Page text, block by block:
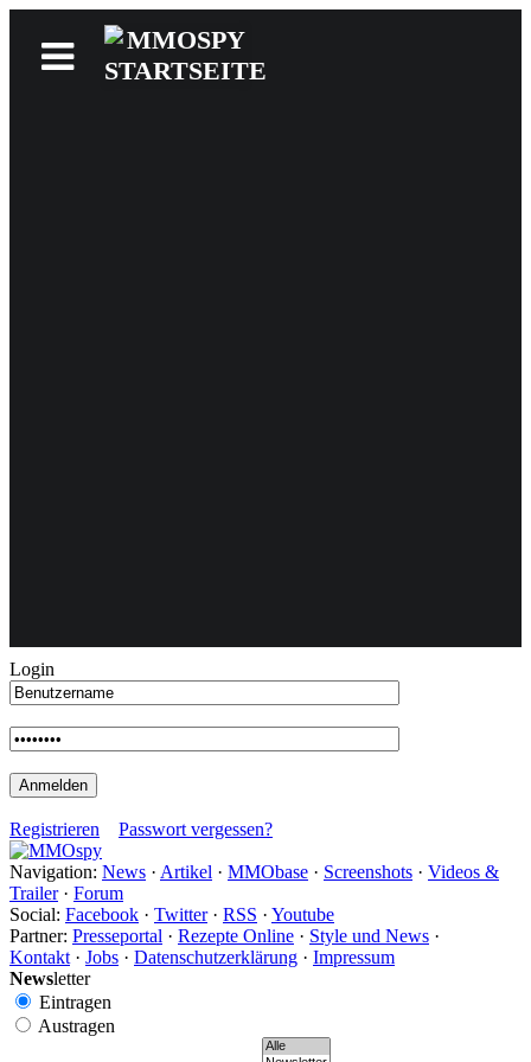
Anmelden
Login
Registrieren Passwort vergessen?
Navigation: News · Artikel · MMObase · Screenshots · Videos &
Trailer· Forum
Social: Facebook · Twitter· RSS · Youtube
Partner: Presseportal · Rezepte Online · Style und News ·
Kontakt · Jobs · Datenschutzerklärung · Impressum
Newsletter
Eintragen
Austragen